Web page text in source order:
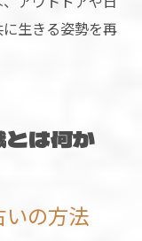
生きる姿勢を再
は何か
いの方法